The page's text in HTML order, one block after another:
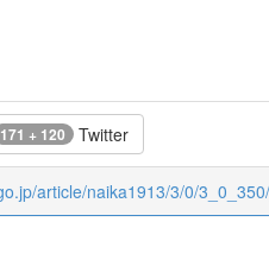
171 + 120 Twitter
article/naika1913/3/0/